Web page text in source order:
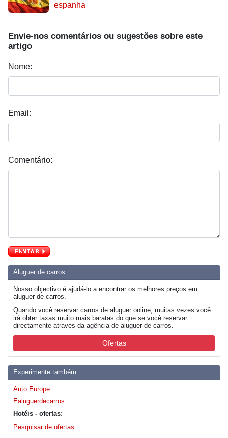
Aluguer de carros
Nosso objectivo é ajudá-lo a encontrar os melhores preços em
aluguer de carros.
Quando você reservar carros de aluguer online, muitas vezes você
irá obter taxas muito mais baratas do que se você reservar
directamente através da agência de aluguer de carros.
Ofertas
Experimente também
Auto Europe
Ealuguerdecarros
Hotéis - ofertas:
Pesquisar de ofertas
espanha
Envie-nos comentários ou sugestões sobre este
artigo
Nome:
Email:
Comentário: